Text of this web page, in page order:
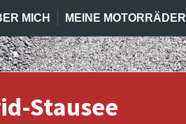
MICH MEINE MOTORRÄDER
Stausee